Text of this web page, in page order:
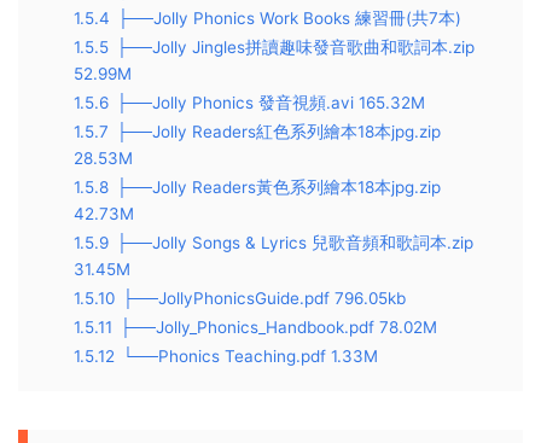
1.5.4
├──Jolly Phonics Work Books 練習冊(共7本)
1.5.5
├──Jolly Jingles拼讀趣味發音歌曲和歌詞本.zip
52.99M
1.5.6
├──Jolly Phonics 發音視頻.avi 165.32M
1.5.7
├──Jolly Readers紅色系列繪本18本jpg.zip
28.53M
1.5.8
├──Jolly Readers黃色系列繪本18本jpg.zip
42.73M
1.5.9
├──Jolly Songs & Lyrics 兒歌音頻和歌詞本.zip
31.45M
1.5.10
├──JollyPhonicsGuide.pdf 796.05kb
1.5.11
├──Jolly_Phonics_Handbook.pdf 78.02M
1.5.12
└──Phonics Teaching.pdf 1.33M